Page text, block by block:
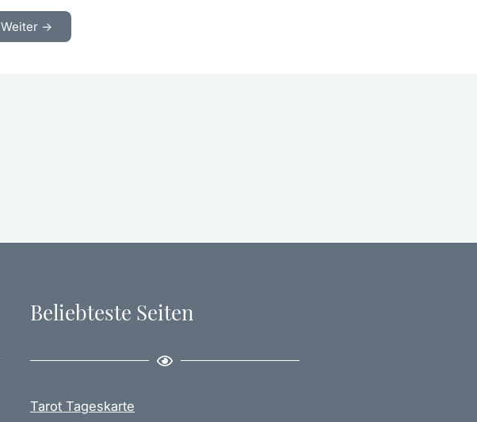
Weiter ->
Beliebteste Seiten
Tarot Tageskarte